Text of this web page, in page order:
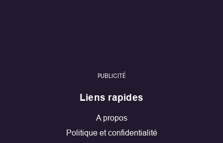
PUBLICITÉ
Liens rapides
A propos
Politique et confidentialité